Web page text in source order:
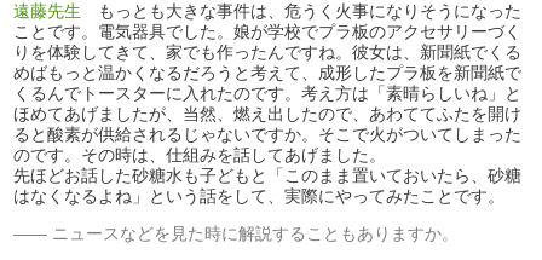
遠藤先生 もっとも大きな事件は、危うく火事になりそうになった
ことです。電気器具でした。娘が学校でプラ板のアクセサリーづく
りを体験してきて、家でも作ったんですね。彼女は、新聞紙でくる
めばもっと温かくなるだろうと考えて、成形したプラ板を新聞紙で
くるんでトースターに入れたのです。考え方は「素晴らしいね」と
ほめてあげましたが、当然、燃え出したので、あわててふたを開け
ると酸素が供給されるじゃないですか。そこで火がついてしまった
のです。その時は、仕組みを話してあげました。
先ほどお話した砂糖水も子どもと「このまま置いておいたら、砂糖
はなくなるよね」という話をして、実際にやってみたことです。
ニュースなどを見た時に解説することもありますか。